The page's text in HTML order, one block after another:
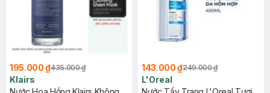
195.000 ₫435.000 ₫
Klairs
143.000 ₫249.000 ₫
L'Oreal